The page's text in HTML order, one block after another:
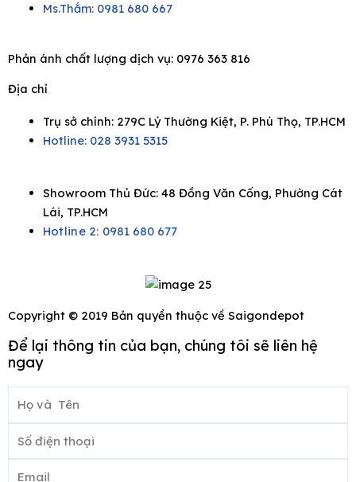
Ms.Thắm: 0981 680 667
Phản ánh chất lượng dịch vụ: 0976 363 816
Địa chỉ
Trụ sở chính: 279C Lý Thường Kiệt, P. Phú Thọ, TP.HCM
Hotline: 028 3931 5315
Showroom Thủ Đức: 48 Đồng Văn Cống, Phường Cát
Lái, TP.HCM
Hotline 2: 0981 680 677
Copyright © 2019 Bản quyền thuộc về Saigondepot
Để lại thông tin của bạn, chúng tôi sẽ liên hệ
ngay
và
Tên
điện